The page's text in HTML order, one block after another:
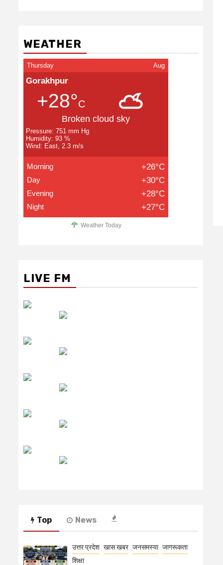
WEATHER
Thursday Aug
Gorakhpur
+28°C
Broken cloud sky
Pressure: 751 mm Hg
Humidity: 93 %
Wind: East, 2.3 m/s
Morning +26°C
Day +30°C
Evening +28°C
Night +27°C
Weather Today
LIVE FM
Top News
उत्तर प्रदेश खास खबर जनसमस्या जागरूकता
शिक्षा